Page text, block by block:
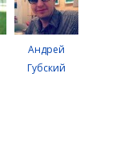
Андрей
Губский